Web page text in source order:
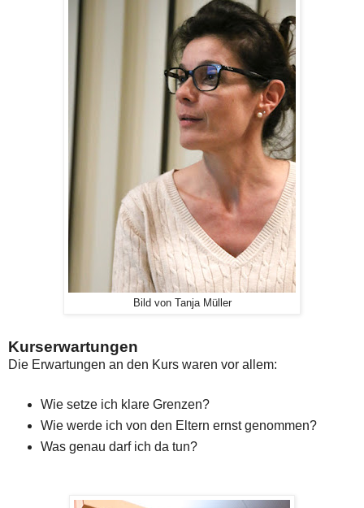
Bild von Tanja Müller
Kurserwartungen
Die Erwartungen an den Kurs waren vor allem:
Wie setze ich klare Grenzen?
Wie werde ich von den Eltern ernst genommen?
Was genau darf ich da tun?